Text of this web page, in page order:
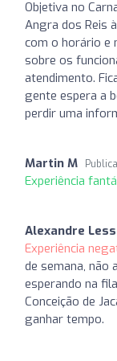
Objetiva no
Angra dos Reis
com o horário e
sobre os
atendimento.
gente espera a
perdir uma
Martin M
Experiência
Alexandre
Experiência
de semana, não
esperando na
Conceição de
ganhar tempo.